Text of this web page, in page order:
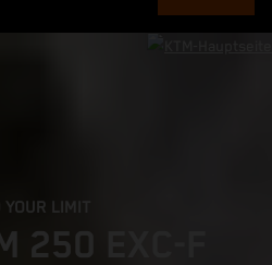
THE DUNES
450 RALLY